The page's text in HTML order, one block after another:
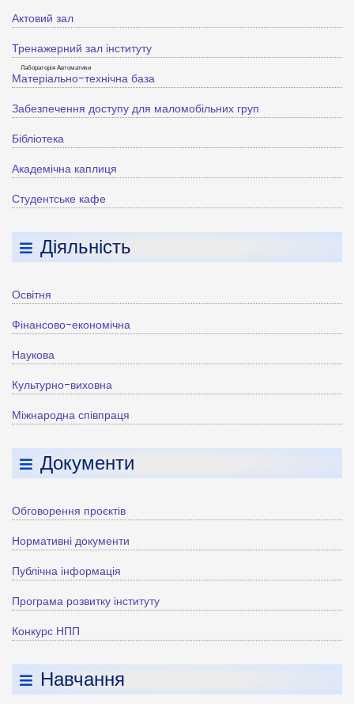
Актовий зал
Тренажерний зал інституту
Матеріально-технічна база
Забезпечення доступу для маломобільних груп
Бібліотека
Академічна каплиця
Студентське кафе
Діяльність
Освітня
Фінансово-економічна
Наукова
Культурно-виховна
Міжнародна співпраця
Документи
Обговорення проєктів
Нормативні документи
Публічна інформація
Програма розвитку інституту
Конкурс НПП
Навчання